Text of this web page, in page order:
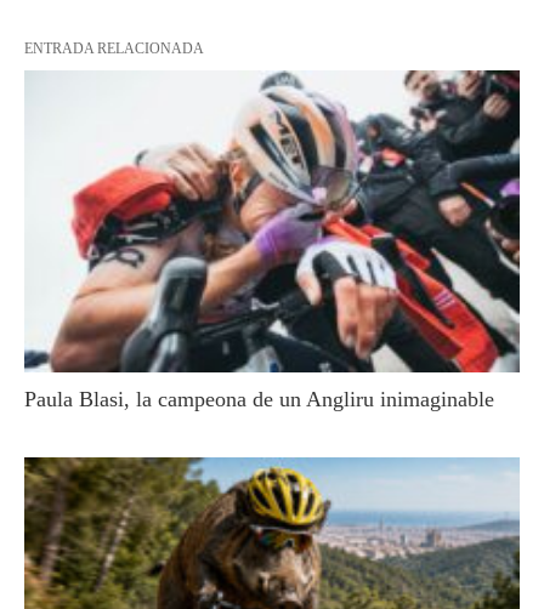
ENTRADA RELACIONADA
Paula Blasi, la campeona de un Angliru inimaginable